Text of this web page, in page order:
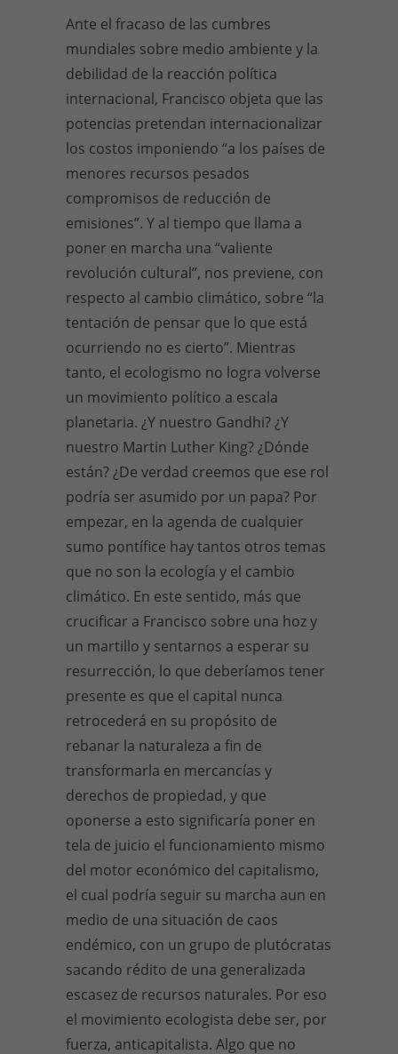
Ante el fracaso de las cumbres
mundiales sobre medio ambiente y la
debilidad de la reacción política
internacional, Francisco objeta que las
potencias pretendan internacionalizar
los costos imponiendo “a los países de
menores recursos pesados
compromisos de reducción de
emisiones”. Y al tiempo que llama a
poner en marcha una “valiente
revolución cultural”, nos previene, con
respecto al cambio climático, sobre “la
tentación de pensar que lo que está
ocurriendo no es cierto”. Mientras
tanto, el ecologismo no logra volverse
un movimiento político a escala
planetaria. ¿Y nuestro Gandhi? ¿Y
nuestro Martin Luther King? ¿Dónde
están? ¿De verdad creemos que ese rol
podría ser asumido por un papa? Por
empezar, en la agenda de cualquier
sumo pontífice hay tantos otros temas
que no son la ecología y el cambio
climático. En este sentido, más que
crucificar a Francisco sobre una hoz y
un martillo y sentarnos a esperar su
resurrección, lo que deberíamos tener
presente es que el capital nunca
retrocederá en su propósito de
rebanar la naturaleza a fin de
transformarla en mercancías y
derechos de propiedad, y que
oponerse a esto significaría poner en
tela de juicio el funcionamiento mismo
del motor económico del capitalismo,
el cual podría seguir su marcha aun en
medio de una situación de caos
endémico, con un grupo de plutócratas
sacando rédito de una generalizada
escasez de recursos naturales. Por eso
el movimiento ecologista debe ser, por
fuerza, anticapitalista. Algo que no